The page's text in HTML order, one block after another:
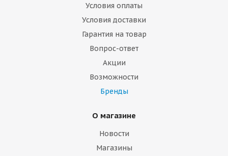
Условия оплаты
Условия доставки
Гарантия на товар
Вопрос-ответ
Акции
Возможности
Бренды
О магазине
Новости
Магазины